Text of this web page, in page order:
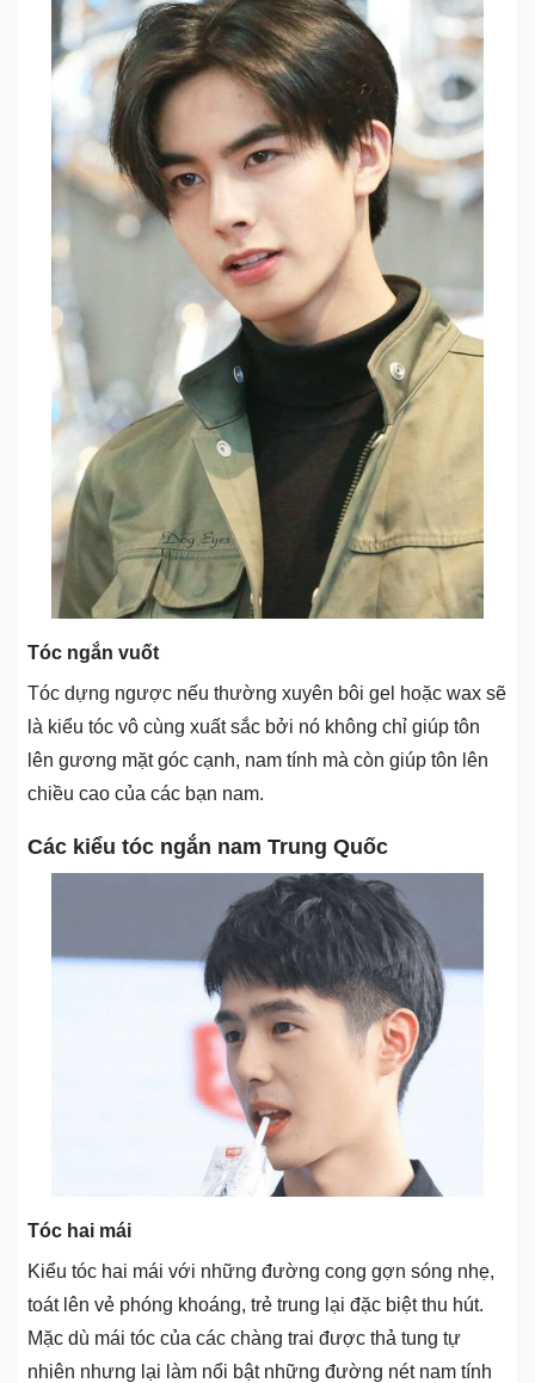
Tóc ngắn vuốt
Tóc dựng ngược nếu thường xuyên bôi gel hoặc wax sẽ
là kiểu tóc vô cùng xuất sắc bởi nó không chỉ giúp tôn
lên gương mặt góc cạnh, nam tính mà còn giúp tôn lên
chiều cao của các bạn nam.
Các kiểu tóc ngắn nam Trung Quốc
Tóc hai mái
Kiểu tóc hai mái với những đường cong gợn sóng nhẹ,
toát lên vẻ phóng khoáng, trẻ trung lại đặc biệt thu hút.
Mặc dù mái tóc của các chàng trai được thả tung tự
nhiên nhưng lại làm nổi bật những đường nét nam tính